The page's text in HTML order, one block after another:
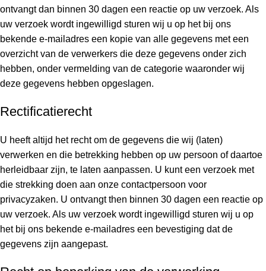
ontvangt dan binnen 30 dagen een reactie op uw verzoek. Als
uw verzoek wordt ingewilligd sturen wij u op het bij ons
bekende e-mailadres een kopie van alle gegevens met een
overzicht van de verwerkers die deze gegevens onder zich
hebben, onder vermelding van de categorie waaronder wij
deze gegevens hebben opgeslagen.
Rectificatierecht
U heeft altijd het recht om de gegevens die wij (laten)
verwerken en die betrekking hebben op uw persoon of daartoe
herleidbaar zijn, te laten aanpassen. U kunt een verzoek met
die strekking doen aan onze contactpersoon voor
privacyzaken. U ontvangt then binnen 30 dagen een reactie op
uw verzoek. Als uw verzoek wordt ingewilligd sturen wij u op
het bij ons bekende e-mailadres een bevestiging dat de
gegevens zijn aangepast.